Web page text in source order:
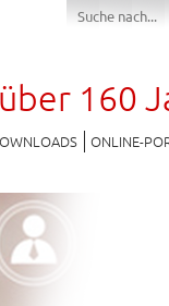
160
ONLINE-